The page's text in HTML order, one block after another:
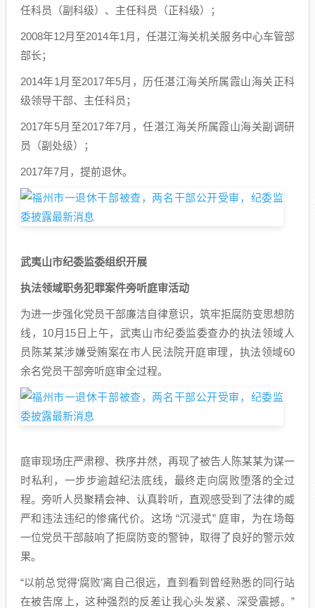
任科员（副科级）、主任科员（正科级）；
2008年12月至2014年1月，任湛江海关机关服务中心车管部
部长；
2014年1月至2017年5月，历任湛江海关所属霞山海关正科
级领导干部、主任科员；
2017年5月至2017年7月，任湛江海关所属霞山海关副调研
员（副处级）；
2017年7月，提前退休。
武夷山市纪委监委组织开展
执法领域职务犯罪案件旁听庭审活动
为进一步强化党员干部廉洁自律意识，筑牢拒腐防变思想防
线，10月15日上午，武夷山市纪委监委查办的执法领域人
员陈某某涉嫌受贿案在市人民法院开庭审理，执法领域60
余名党员干部旁听庭审全过程。
庭审现场庄严肃穆、秩序井然，再现了被告人陈某某为谋一
时私利，一步步逾越纪法底线，最终走向腐败堕落的全过
程。旁听人员聚精会神、认真聆听，直观感受到了法律的威
严和违法违纪的惨痛代价。这场 “沉浸式” 庭审，为在场每
一位党员干部敲响了拒腐防变的警钟，取得了良好的警示效
果。
“以前总觉得‘腐败’离自己很远，直到看到曾经熟悉的同行站
在被告席上，这种强烈的反差让我心头发紧、深受震撼。”